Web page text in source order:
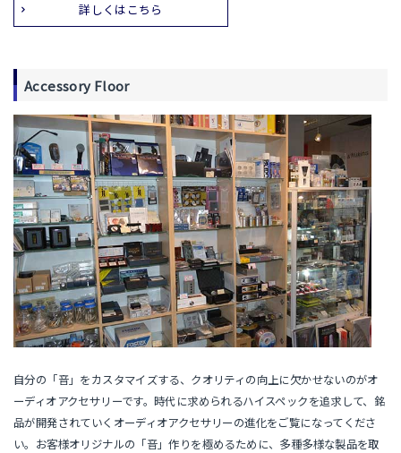
詳しくはこちら
Accessory Floor
自分の「音」をカスタマイズする、クオリティの向上に欠かせないのがオ
ーディオアクセサリーです。時代に求められるハイスペックを追求して、銘
品が開発されていくオーディオアクセサリーの進化をご覧になってくださ
い。お客様オリジナルの「音」作りを極めるために、多種多様な製品を取